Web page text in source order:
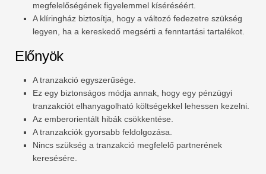
megfelelőségének figyelemmel kíséréséért.
A klíringház biztosítja, hogy a változó fedezetre szükség
legyen, ha a kereskedő megsérti a fenntartási tartalékot.
Előnyök
A tranzakció egyszerűsége.
Ez egy biztonságos módja annak, hogy egy pénzügyi
tranzakciót elhanyagolható költségekkel lehessen kezelni.
Az emberorientált hibák csökkentése.
A tranzakciók gyorsabb feldolgozása.
Nincs szükség a tranzakció megfelelő partnerének
keresésére.